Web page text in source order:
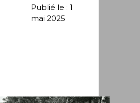
Publié le : 1
mai 2025